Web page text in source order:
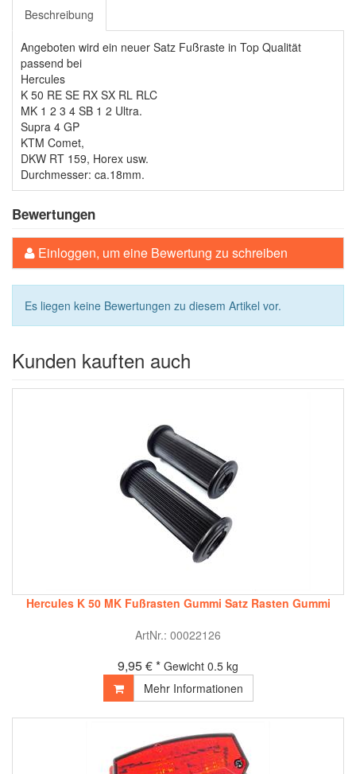
Beschreibung
Angeboten wird ein neuer Satz Fußraste in Top Qualität
passend bei
Hercules
K 50 RE SE RX SX RL RLC
MK 1 2 3 4 SB 1 2 Ultra.
Supra 4 GP
KTM Comet,
DKW RT 159, Horex usw.
Durchmesser: ca.18mm.
Bewertungen
Einloggen, um eine Bewertung zu schreiben
Es liegen keine Bewertungen zu diesem Artikel vor.
Kunden kauften auch
Hercules K 50 MK Fußrasten Gummi Satz Rasten Gummi
ArtNr.: 00022126
9,95 € * Gewicht 0.5 kg
Mehr Informationen